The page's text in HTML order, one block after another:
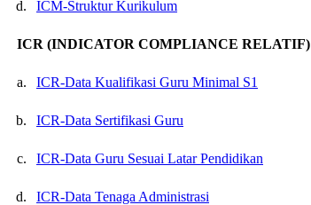
d. ICM-Struktur Kurikulum
ICR (INDICATOR COMPLIANCE RELATIF)
a. ICR-Data Kualifikasi Guru Minimal S1
b. ICR-Data Sertifikasi Guru
c. ICR-Data Guru Sesuai Latar Pendidikan
d. ICR-Data Tenaga Administrasi